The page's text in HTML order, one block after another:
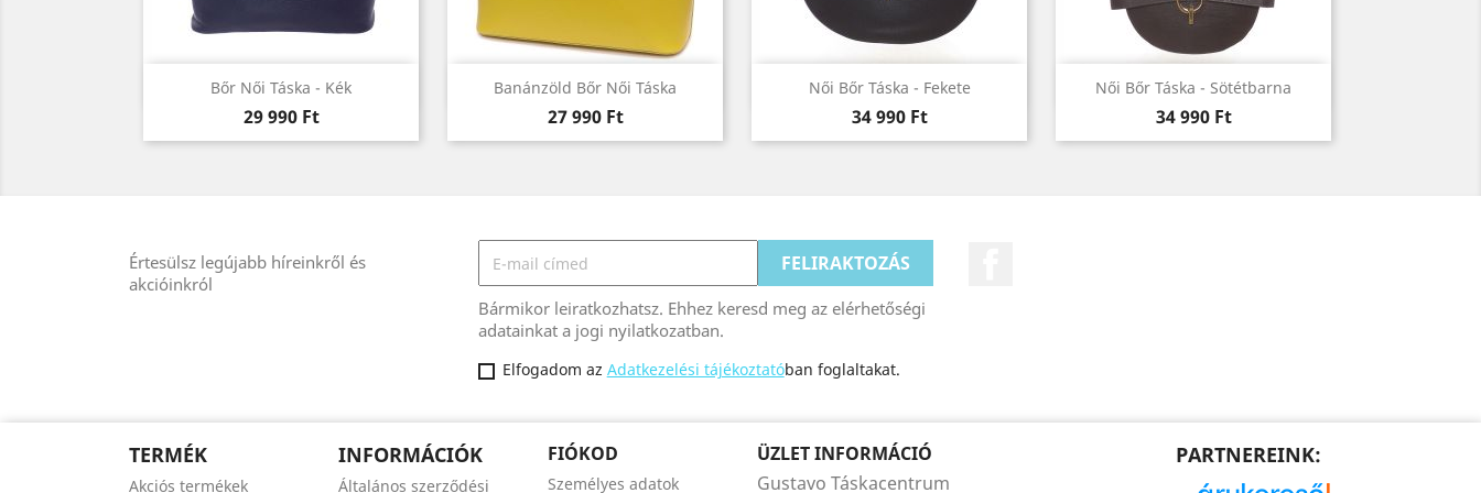
Bőr Női Táska - Kék
Ár
29 990 Ft
Előnézet Banánzöld Bőr Női Táska
Ár
27 990 Ft
Előnézet Női Bőr Táska - Fekete
Ár
34 990 Ft
Előnézet Női Bőr Táska - Sötétbarna
Ár
34 990 Ft
Előnézet
Értesülsz legújabb híreinkről és
akcióinkról
Bármikor leiratkozhatsz. Ehhez keresd meg az elérhetőségi
adatainkat a jogi nyilatkozatban.
Elfogadom az Adatkezelési tájékoztatóban foglaltakat.
TERMÉK
Akciós termékek
INFORMÁCIÓK
Általános szerződési
FIÓKOD
Személyes adatok
ÜZLET INFORMÁCIÓ
Gustavo Táskacentrum
PARTNEREINK: